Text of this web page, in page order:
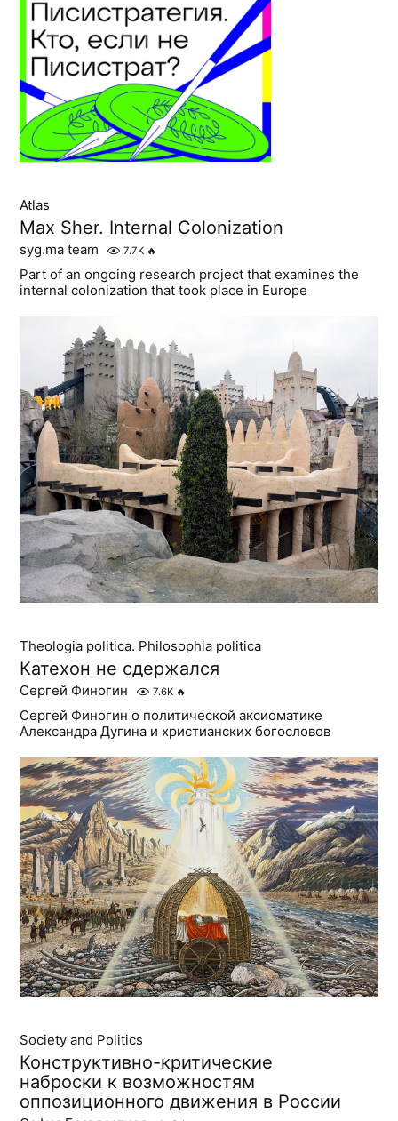
Atlas
Max Sher. Internal Colonization
syg.ma team 7.7K 🔥
Part of an ongoing research project that examines the
internal colonization that took place in Europe
Theologia politica. Philosophia politica
Катехон не сдержался
Сергей Финогин 7.6K 🔥
Сергей Финогин о политической аксиоматике
Александра Дугина и христианских богословов
Society and Politics
Конструктивно-критические
наброски к возможностям
оппозиционного движения в России